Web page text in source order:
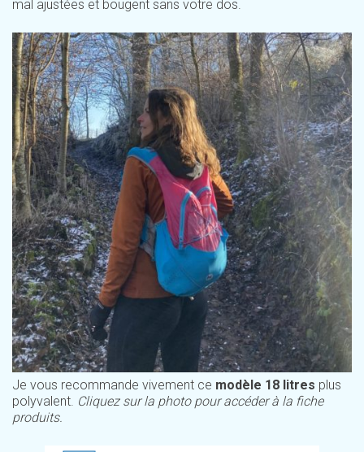
mal ajustées et bougent sans votre dos.
Je vous recommande vivement ce modèle 18 litres plus
polyvalent. Cliquez sur la photo pour accéder à la fiche
produits.